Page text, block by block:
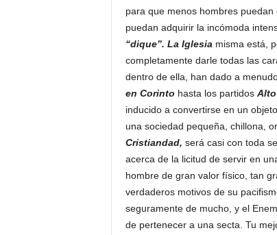
para que menos hombres
puedan adquirir la incómoda
“dique”. La Iglesia misma está,
completamente darle todas las
dentro de ella, han dado a
en Corinto hasta los partidos
inducido a convertirse en un
una sociedad pequeña, chillona,
Cristiandad, será casi con toda
acerca de la licitud de servir en
hombre de gran valor físico, tan
verdaderos motivos de su
seguramente de mucho, y el
de pertenecer a una secta. Tu